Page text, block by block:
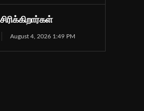
August 4, 2026 1:49 PM